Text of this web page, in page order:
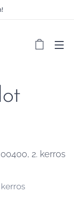
2. kerros